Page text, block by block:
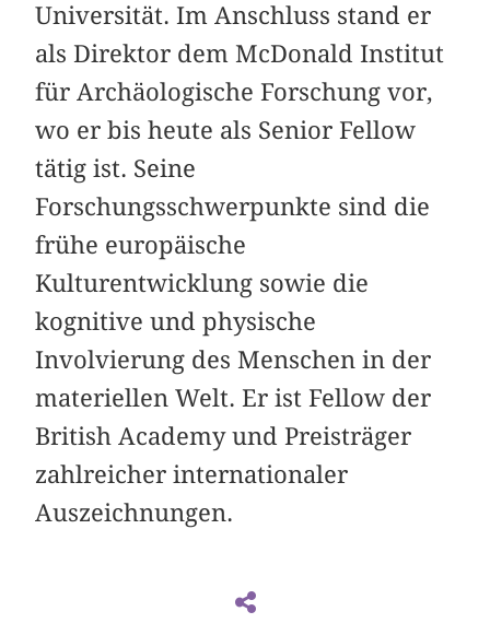
Universität. Im Anschluss stand er
als Direktor dem McDonald Institut
für Archäologische Forschung vor,
wo er bis heute als Senior Fellow
tätig ist. Seine
Forschungsschwerpunkte sind die
frühe europäische
Kulturentwicklung sowie die
kognitive und physische
Involvierung des Menschen in der
materiellen Welt. Er ist Fellow der
British Academy und Preisträger
zahlreicher internationaler
Auszeichnungen.